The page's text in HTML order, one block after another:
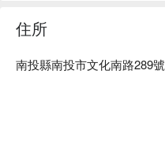
住所
南投縣南投市文化南路289號